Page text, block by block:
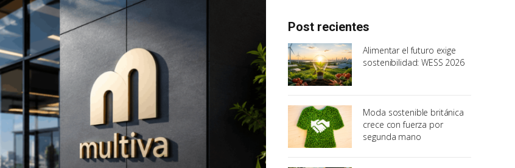
Post recientes
Alimentar el futuro exige
sostenibilidad: WESS 2026
Moda sostenible británica
crece con fuerza por
segunda mano